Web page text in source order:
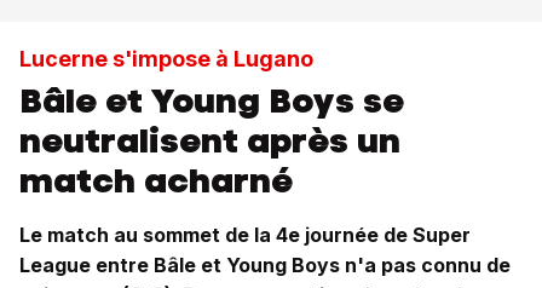
Lucerne s'impose à Lugano
Bâle et Young Boys se
neutralisent après un
match acharné
Le match au sommet de la 4e journée de Super
League entre Bâle et Young Boys n'a pas connu de